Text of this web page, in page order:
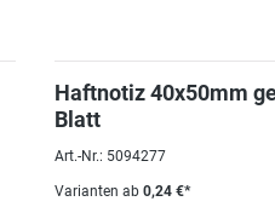
Haftnotiz 40x50mm
Blatt
Art.-Nr.: 5094277
Varianten ab0,24 €*